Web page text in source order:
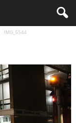
IMG_5544